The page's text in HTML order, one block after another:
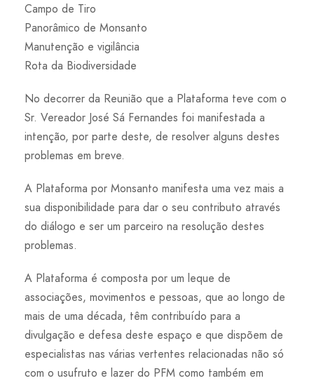
Campo de Tiro
Panorâmico de Monsanto
Manutenção e vigilância
Rota da Biodiversidade
No decorrer da Reunião que a Plataforma teve com o
Sr. Vereador José Sá Fernandes foi manifestada a
intenção, por parte deste, de resolver alguns destes
problemas em breve.
A Plataforma por Monsanto manifesta uma vez mais a
sua disponibilidade para dar o seu contributo através
do diálogo e ser um parceiro na resolução destes
problemas.
A Plataforma é composta por um leque de
associações, movimentos e pessoas, que ao longo de
mais de uma década, têm contribuído para a
divulgação e defesa deste espaço e que dispõem de
especialistas nas várias vertentes relacionadas não só
com o usufruto e lazer do PFM como também em